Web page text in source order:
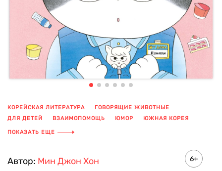
КОРЕЙСКАЯ ЛИТЕРАТУРА
ГОВОРЯЩИЕ ЖИВОТНЫЕ
ДЛЯ ДЕТЕЙ
ВЗАИМОПОМОЩЬ ЮМОР
ЮЖНАЯ КОРЕЯ
КОШКИ
ЦВЕТНЫЕ ИЛЛЮСТРАЦИИ
ПОКАЗАТЬ ЕЩЕ
Автор: Мин Джон Хон
6+